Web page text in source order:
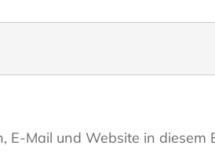
E-Mail und Website in